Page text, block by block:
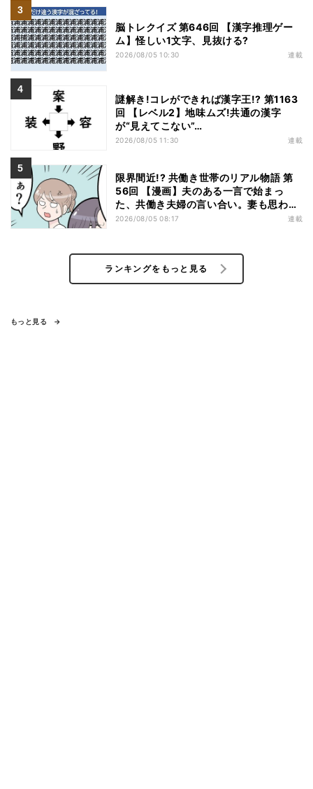
脳トレクイズ 第646回 【漢字推理ゲー
ム】怪しい1文字、見抜ける?
2026/08/05 10:30 連載
謎解き!コレができれば漢字王!? 第1163
回 【レベル2】地味ムズ!共通の漢字
が“見えてこない”…
2026/08/05 11:30 連載
限界間近!? 共働き世帯のリアル物語 第
56回 【漫画】夫のある一言で始まっ
た、共働き夫婦の言い合い。妻も思わ
ず…
2026/08/05 08:17 連載
ランキングをもっと見る
もっと見る